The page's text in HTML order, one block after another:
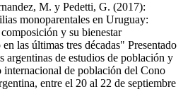
M. y Pedetti, G. (2017):
monoparentales en Uruguay:
y su bienestar
las últimas tres décadas" Presentado
argentinas de estudios de población y
internacional de población del Cono
entre el 20 al 22 de septiembre